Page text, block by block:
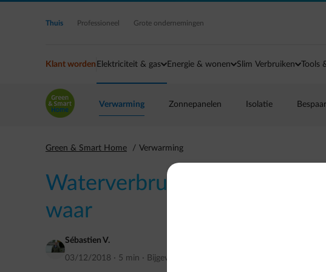
Ga naar de hoofdinhoud
Thuis Professioneel Grote ondernemingen
Klant worden Elektriciteit & gas Energie & wonen Slim Verbruiken Tools
Verwarming Zonnepanelen Isolatie
Green & Smart Home Verwarming
Waterverbruik, wat is waar
waar
Sébastien V.
03/12/2018 · 5 min · Bijgewerkt op